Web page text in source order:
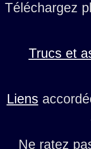
Téléchargez
Trucs et
Liens
Ne ratez